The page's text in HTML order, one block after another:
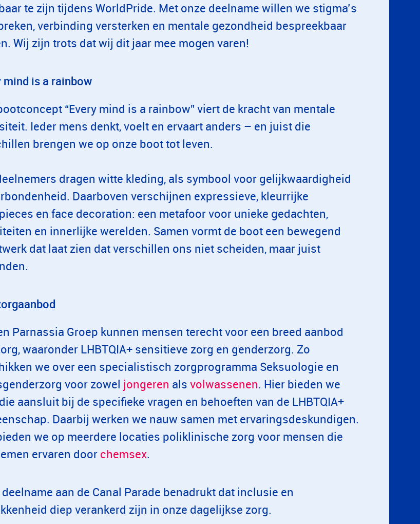
te zijn tijdens WorldPride. Met onze deelname willen we stigma’s
verbinding versterken en mentale gezondheid bespreekbaar
Wij zijn trots dat wij dit jaar mee mogen varen!
mind is a rainbow
“Every mind is a rainbow” viert de kracht van mentale
Ieder mens denkt, voelt en ervaart anders – en juist die
brengen we op onze boot tot leven.
dragen witte kleding, als symbool voor gelijkwaardigheid
Daarboven verschijnen expressieve, kleurrijke
en face decoration: een metafoor voor unieke gedachten,
en innerlijke werelden. Samen vormt de boot een bewegend
dat laat zien dat verschillen ons niet scheiden, maar juist
Parnassia Groep kunnen mensen terecht voor een breed aanbod
waaronder LHBTQIA+ sensitieve zorg en genderzorg. Zo
we over een specialistisch zorgprogramma Seksuologie en
voor zowel jongeren als volwassenen. Hier bieden we
aansluit bij de specifieke vragen en behoeften van de LHBTQIA+
Daarbij werken we nauw samen met ervaringsdeskundigen.
we op meerdere locaties poliklinische zorg voor mensen die
ervaren door chemsex.
deelname aan de Canal Parade benadrukt dat inclusie en
diep verankerd zijn in onze dagelijkse zorg.